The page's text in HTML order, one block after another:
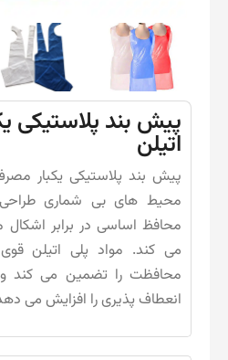
پیش بند پلاستیکی
اتیلن
پیش بند پلاستیکی یکبار
محیط های بی شماری
محافظ اساسی در برابر اشکال
محافظت را تضمین می کند
انعطاف پذیری را افزایش می